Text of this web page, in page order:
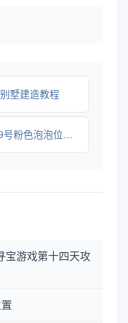
墅建造教程
泡位置（图文版）
宝游戏第十四天攻